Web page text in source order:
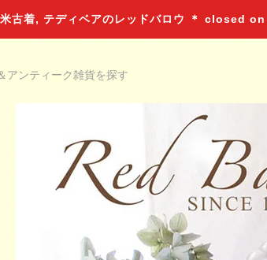
古着, テディベアのレッドバロウ ＊ closed